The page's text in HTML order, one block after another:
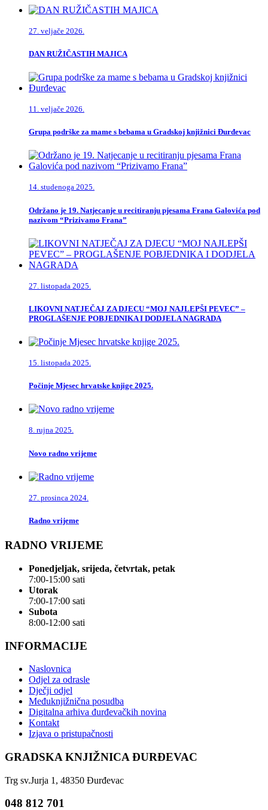
27. veljače 2026.
DAN RUŽIČASTIH MAJICA
11. veljače 2026.
Grupa podrške za mame s bebama u Gradskoj knjižnici Đurđevac
14. studenoga 2025.
Održano je 19. Natjecanje u recitiranju pjesama Frana Galovića pod
nazivom “Prizivamo Frana”
27. listopada 2025.
LIKOVNI NATJEČAJ ZA DJECU “MOJ NAJLEPŠI PEVEC” –
PROGLAŠENJE POBJEDNIKA I DODJELA NAGRADA
15. listopada 2025.
Počinje Mjesec hrvatske knjige 2025.
8. rujna 2025.
Novo radno vrijeme
27. prosinca 2024.
Radno vrijeme
RADNO VRIJEME
Ponedjeljak, srijeda, četvrtak, petak
7:00-15:00 sati
Utorak
7:00-17:00 sati
Subota
8:00-12:00 sati
INFORMACIJE
Naslovnica
Odjel za odrasle
Dječji odjel
Međuknjižnična posudba
Digitalna arhiva đurđevačkih novina
Kontakt
Izjava o pristupačnosti
GRADSKA KNJIŽNICA ĐURĐEVAC
Trg sv.Jurja 1, 48350 Đurđevac
048 812 701